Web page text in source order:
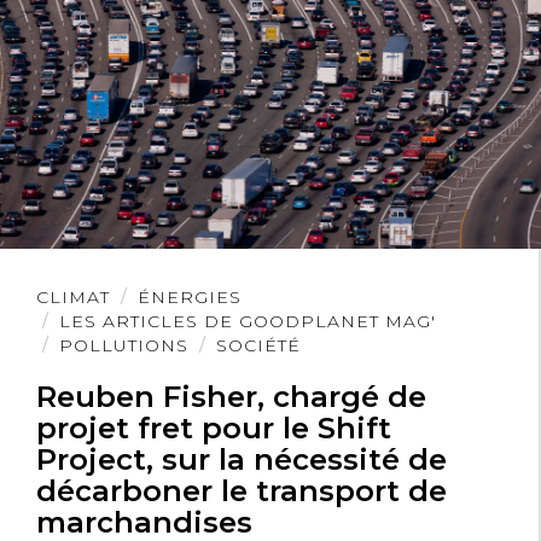
dire TOUTES les études sur le sujet. Par
ailleurs, craignant sans doute quelques
réponses réfutant vos dires, vous n’osez
pas le dire clairement et procédez par
sous-entendus.
Le Québec (au Canada), le Brésil (en
Amérique latine), la Chine (en Asie de
l’Est) ont une bonne longueur d’avance
CLIMAT
ÉNERGIES
LES ARTICLES DE GOODPLANET MAG'
POLLUTIONS
SOCIÉTÉ
Reuben Fisher, chargé de
projet fret pour le Shift
Project, sur la nécessité de
décarboner le transport de
marchandises
Lire
l'article